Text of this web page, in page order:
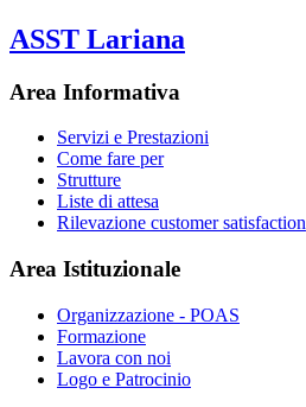
ASST Lariana
Area Informativa
Servizi e Prestazioni
Come fare per
Strutture
Liste di attesa
Rilevazione customer satisfaction
Area Istituzionale
Organizzazione - POAS
Formazione
Lavora con noi
Logo e Patrocinio